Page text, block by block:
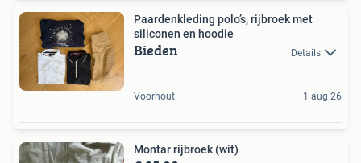
Paardenkleding polo’s, rijbroek met
siliconen en hoodie
Bieden Details
Voorhout 1 aug 26
Montar rijbroek (wit)